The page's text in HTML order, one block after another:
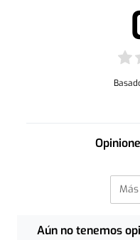
Aún no tenemos